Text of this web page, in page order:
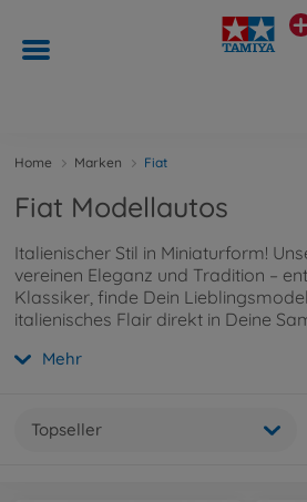
Home Marken Fiat
Fiat Modellautos
Italienischer Stil in Miniaturform!
vereinen Eleganz und Tradition –
Klassiker, finde Dein
italienisches Flair direkt in Deine
Mehr
Topseller